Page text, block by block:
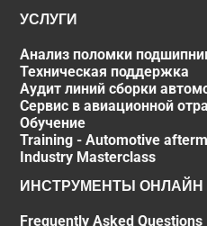
УСЛУГИ
Анализ поломки
Техническая поддержка
Аудит линий сборки
Сервис в авиационной
Обучение
Training - Automotive
Industry Masterclass
ИНСТРУМЕНТЫ ОНЛАЙН
Frequently Asked Questions